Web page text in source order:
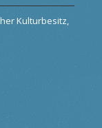
Kulturbesitz,